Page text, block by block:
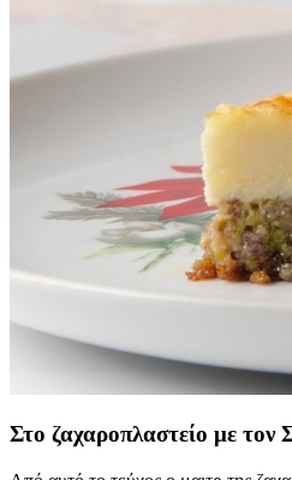
Στο ζαχαροπλαστείο με τον